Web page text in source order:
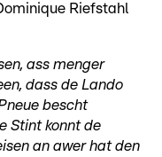
Riefstahl
ass menger
dass de Lando
bescht
Stint konnt de
an awer hat den